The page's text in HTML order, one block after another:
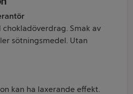
Smak av
sötningsmedel. Utan
kan ha laxerande effekt.